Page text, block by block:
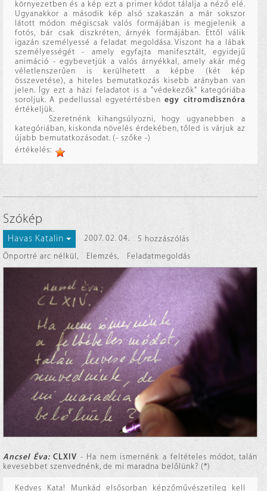
környezetben és a kép ezt a primer kódot tálalja a néző elé.
Ugyanakkor a második kép alsó szakaszán a már sokszor
látott módon mégiscsak valós formájában is megjelenik a
fotós, bár csak diszkréten, árnyék formájában. Ettől válik
igazán személyessé a feladat megoldása. Viszont ha a lábak
személyességét - amely egyfajta manifesztált, egyidejű
animáció - egybevetjük a valós árnyékkal, amely akár még
véletlenszerűen is kerülhetett a képbe (két kép
összevetése), a hiteles bemutatkozás kisebb arányban van
jelen. Így ezt a házi feladatot is a "védekezők" kategóriába
soroljuk. A pedellussal egyetértésbenegy citromdisznóra
értékeljük.
Szeretnénk kihangsúlyozni, hogy ugyanebben a
kategóriában, kiskonda növelés érdekében, tőled is várjuk az
újabb bemutatkozásodat. (- szőke -)
értékelés:
Szókép
Havas Katalin 2007. 02. 04.
5 hozzászólás
Önportré arc nélkül , Elemzés, Feladatmegoldás
Ancsel Éva:CLXIV - Ha nem ismernénk a feltételes módot, talán
kevesebbet szenvednénk, de mi maradna belőlünk? (*)
Kedves Kata! Munkád elsősorban képzőművészetileg kell